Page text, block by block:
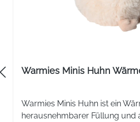
Warmies Minis Huhn
Warmies Minis Huhn ist ein
herausnehmbarer Füllung und